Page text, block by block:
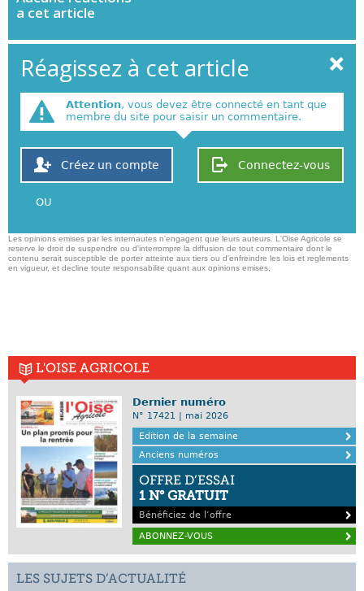
a cet article
Réagissez à cet article
Attention, vous devez être connecté en tant que
membre du site pour saisir un commentaire.
Connectez-vous
Créez un compte
OU
Les opinions emises par les internautes n'engagent que leurs auteurs. L'Oise Agricole se
reserve le droit de suspendre ou d'interrompre la diffusion de tout commentaire dont le
contenu serait susceptible de porter atteinte aux tiers ou d'enfreindre les lois et reglements
en vigueur, et decline toute responsabilite quant aux opinions emises,
L'OISE AGRICOLE
Dernier numéro
N° 17421 | mai 2026
Edition de la semaine
Anciens numéros
OFFRE D’ESSAI
1 N° GRATUIT
Bénéficiez de l’offre
ABONNEZ-VOUS
LES SUJETS D’ACTUALITÉ